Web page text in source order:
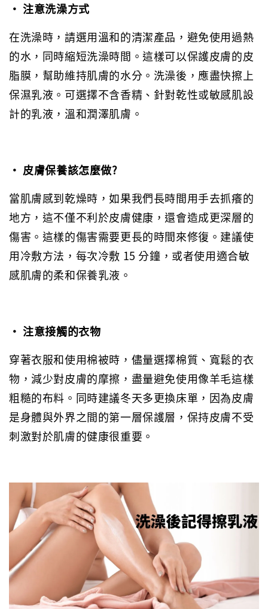
• 注意洗澡方式
在洗澡時，請選用溫和的清潔產品，避免使用過熱
的水，同時縮短洗澡時間。這樣可以保護皮膚的皮
脂膜，幫助維持肌膚的水分。洗澡後，應盡快擦上
保濕乳液。可選擇不含香精、針對乾性或敏感肌設
計的乳液，溫和潤澤肌膚。
• 皮膚保養該怎麼做?
當肌膚感到乾燥時，如果我們長時間用手去抓癢的
地方，這不僅不利於皮膚健康，還會造成更深層的
傷害。這樣的傷害需要更長的時間來修復。建議使
用冷敷方法，每次冷敷 15 分鐘，或者使用適合敏
感肌膚的柔和保養乳液。
• 注意接觸的衣物
穿著衣服和使用棉被時，儘量選擇棉質、寬鬆的衣
物，減少對皮膚的摩擦，盡量避免使用像羊毛這樣
粗糙的布料。同時建議冬天多更換床單，因為皮膚
是身體與外界之間的第一層保護層，保持皮膚不受
刺激對於肌膚的健康很重要。